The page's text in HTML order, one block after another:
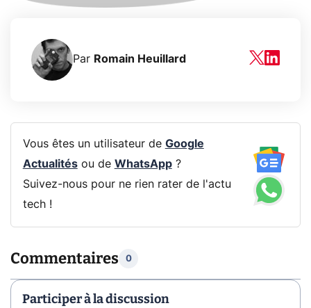
Par Romain Heuillard
Vous êtes un utilisateur de Google
Actualitésou de WhatsApp?
Suivez-nous pour ne rien rater de l'actu
tech !
Commentaires 0
Participer à la discussion